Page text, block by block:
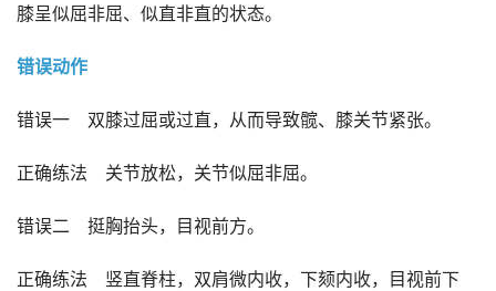
膝呈似屈非屈、似直非直的状态。
错误动作
错误一 双膝过屈或过直，从而导致髋、膝关节紧张。
正确练法 关节放松，关节似屈非屈。
错误二 挺胸抬头，目视前方。
正确练法 竖直脊柱，双肩微内收，下颏内收，目视前下